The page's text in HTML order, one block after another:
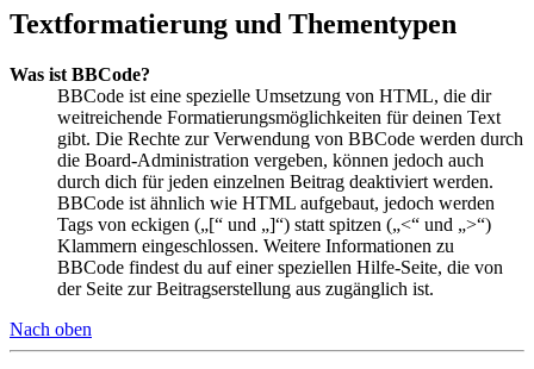
Textformatierung und Thementypen
Was ist BBCode?
BBCode ist eine spezielle Umsetzung von HTML, die dir
weitreichende Formatierungsmöglichkeiten für deinen Text
gibt. Die Rechte zur Verwendung von BBCode werden durch
die Board-Administration vergeben, können jedoch auch
durch dich für jeden einzelnen Beitrag deaktiviert werden.
BBCode ist ähnlich wie HTML aufgebaut, jedoch werden
Tags von eckigen („[“ und „]“) statt spitzen („<“ und „>“)
Klammern eingeschlossen. Weitere Informationen zu
BBCode findest du auf einer speziellen Hilfe-Seite, die von
der Seite zur Beitragserstellung aus zugänglich ist.
Nach oben